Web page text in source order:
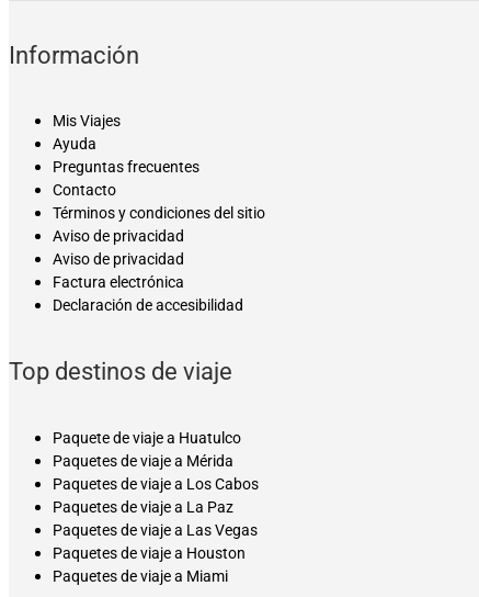
Información
Mis Viajes
Ayuda
Preguntas frecuentes
Contacto
Términos y condiciones del sitio
Aviso de privacidad
Aviso de privacidad
Factura electrónica
Declaración de accesibilidad
Top destinos de viaje
Paquete de viaje a Huatulco
Paquetes de viaje a Mérida
Paquetes de viaje a Los Cabos
Paquetes de viaje a La Paz
Paquetes de viaje a Las Vegas
Paquetes de viaje a Houston
Paquetes de viaje a Miami